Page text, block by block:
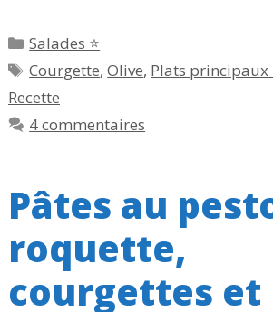
Catégories
Salades ⭐
Étiquettes
Courgette,Olive, Plats principaux
Recette
4 commentaires
Pâtes au
roquette,
courgettes et